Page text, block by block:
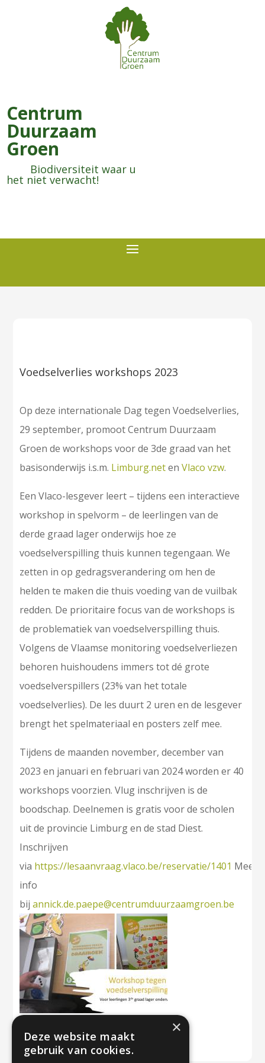
Centrum
Duurzaam
Groen
Biodiversiteit waar u
het niet verwacht!
Voedselverlies workshops 2023
Op deze internationale Dag tegen Voedselverlies,
29 september, promoot Centrum Duurzaam
Groen de workshops voor de 3de graad van het
basisonderwijs i.s.m. Limburg.netenVlaco vzw.
Een Vlaco-lesgever leert – tijdens een interactieve
workshop in spelvorm – de leerlingen van de
derde graad lager onderwijs hoe ze
voedselverspilling thuis kunnen tegengaan. We
zetten in op gedragsverandering om hen de
helden te maken die thuis voeding van de vuilbak
redden. De prioritaire focus van de workshops is
de problematiek van voedselverspilling thuis.
Volgens de Vlaamse monitoring voedselverliezen
behoren huishoudens immers tot dé grote
voedselverspillers (23% van het totale
voedselverlies). De les duurt 2 uren en de lesgever
brengt het spelmateriaal en posters zelf mee.
Tijdens de maanden november, december van
2023 en januari en februari van 2024 worden er 40
workshops voorzien. Vlug inschrijven is de
boodschap. Deelnemen is gratis voor de scholen
uit de provincie Limburg en de stad Diest.
Inschrijven
via https://lesaanvraag.vlaco.be/reservatie/1401 Meer
info
bijannick.de.paepe@centrumduurzaamgroen.be
×
Deze website maakt
gebruik van cookies.